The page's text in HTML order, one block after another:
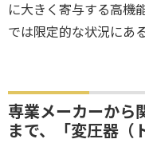
に大きく寄与する高機
では限定的な状況にあ
専業メーカーから
まで、「変圧器（